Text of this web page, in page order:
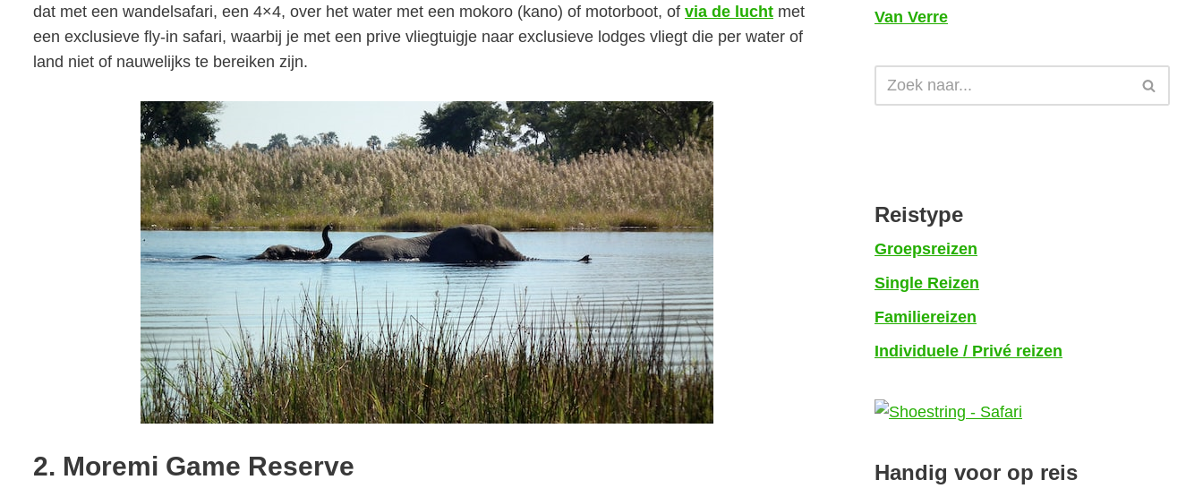
dat met een wandelsafari, een 4×4, over het water met een mokoro (kano) of motorboot, of via de lucht met
een exclusieve fly-in safari, waarbij je met een prive vliegtuigje naar exclusieve lodges vliegt die per water of
land niet of nauwelijks te bereiken zijn.
2. Moremi Game Reserve
Van Verre
Reistype
Groepsreizen
Single Reizen
Familiereizen
Individuele / Privé reizen
Handig voor op reis